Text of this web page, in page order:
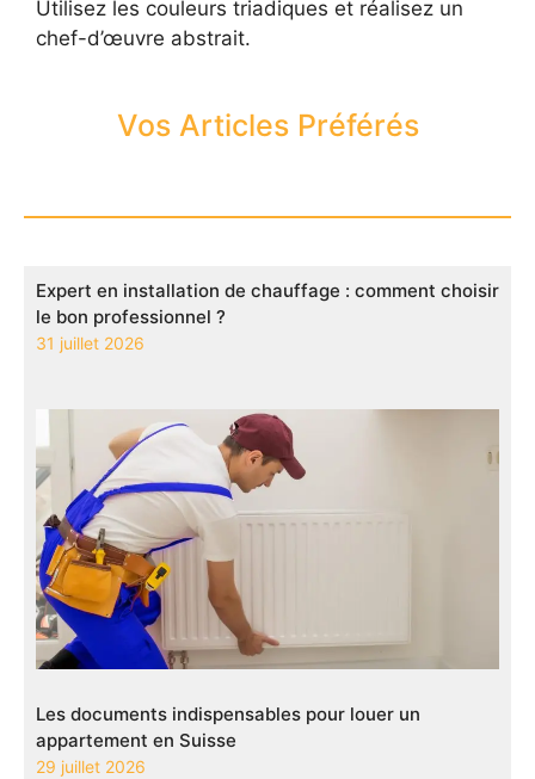
Utilisez les couleurs triadiques et réalisez un
chef-d’œuvre abstrait.
Vos Articles Préférés
Expert en installation de chauffage : comment choisir
le bon professionnel ?
31 juillet 2026
Les documents indispensables pour louer un
appartement en Suisse
29 juillet 2026